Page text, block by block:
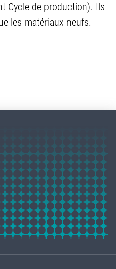
Cycle de production). Ils
les matériaux neufs.